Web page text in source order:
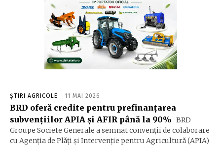
ȘTIRI AGRICOLE 11 MAI 2026
BRD oferă credite pentru prefinanțarea
subvențiilor APIA și AFIR până la 90% BRD
Groupe Societe Generale a semnat convenţii de colaborare
cu Agenţia de Plăţi şi Intervenţie pentru Agricultură (APIA)